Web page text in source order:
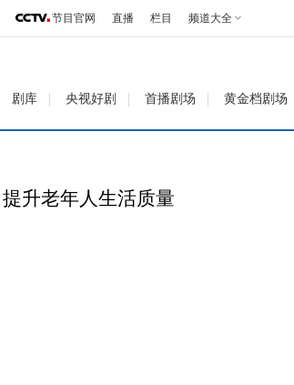
节目官网 直播 栏目 频道大全
剧库 央视好剧 首播剧场 黄金档剧场
升老年人生活质量